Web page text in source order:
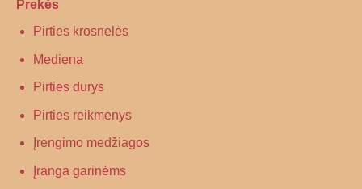
Prekės
Pirties krosnelės
Mediena
Pirties durys
Pirties reikmenys
Įrengimo medžiagos
Įranga garinėms